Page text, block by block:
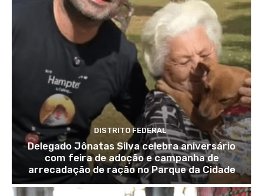
DISTRITO FEDERAL
Delegado Jônatas Silva celebra aniversário
com feira de adoção e campanha de
arrecadação de ração no Parque da Cidade